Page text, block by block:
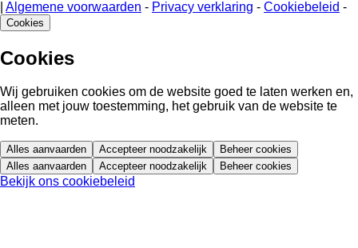
Algemene voorwaarden - Privacy verklaring - Cookiebeleid -
Cookies
Cookies
Wij gebruiken cookies om de website goed te laten werken en,
alleen met jouw toestemming, het gebruik van de website te
meten.
Alles aanvaarden Accepteer noodzakelijk
Beheer cookies
Alles aanvaarden
Accepteer noodzakelijk Beheer cookies
Bekijk ons cookiebeleid